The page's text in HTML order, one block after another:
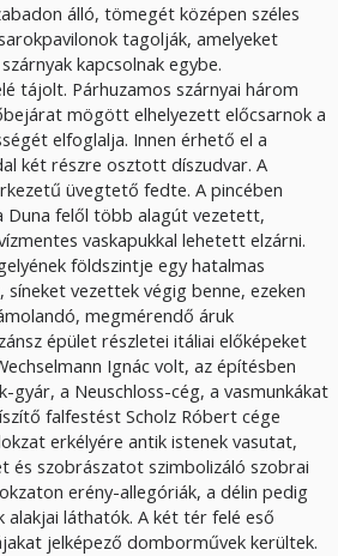
álló, tömegét középen széles
tagolják, amelyeket
kapcsolnak egybe.
tájolt. Párhuzamos szárnyai három
mögött elhelyezett előcsarnok a
elfoglalja. Innen érhető el a
két részre osztott díszudvar. A
üvegtető fedte. A pincében
Duna felől több alagút vezetett,
vaskapukkal lehetett elzárni.
földszintje egy hatalmas
vezettek végig benne, ezeken
megmérendő áruk
épület részletei itáliai előképeket
Ignác volt, az építésben
gyár, a Neuschloss-cég, a vasmunkákat
falfestést Scholz Róbert cége
erkélyére antik istenek vasutat,
és szobrászatot szimbolizáló szobrai
erény-allegóriák, a délin pedig
alakjai láthatók. A két tér felé eső
jelképező domborművek kerültek.